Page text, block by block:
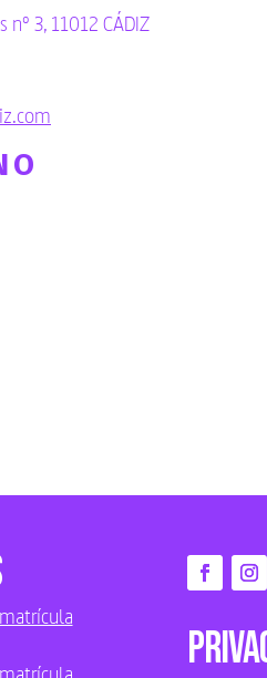
nº 3, 11012 CÁDIZ